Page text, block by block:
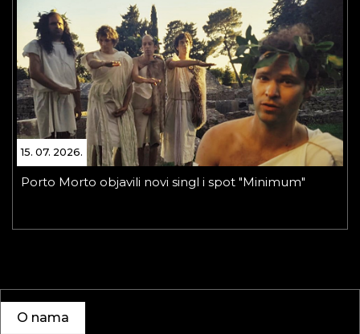
15. 07. 2026.
Porto Morto objavili novi singl i spot "Minimum"
O nama